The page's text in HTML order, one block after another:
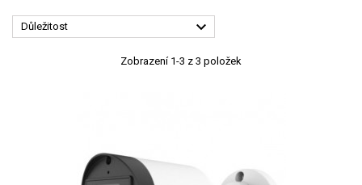
Důležitost 
Zobrazení 1-3 z 3 položek